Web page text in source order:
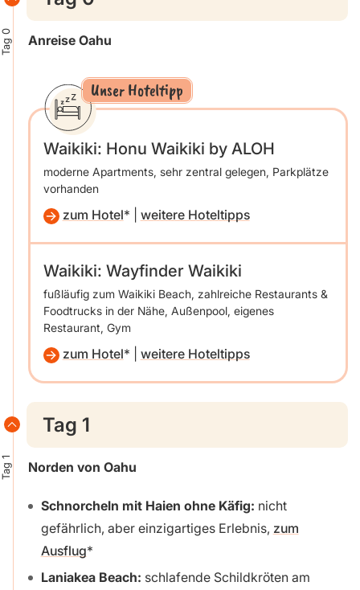
Tag 0 Anreise Oahu
Unser Hoteltipp
Waikiki: Honu Waikiki by ALOH
moderne Apartments, sehr zentral gelegen, Parkplätze
vorhanden
zum Hotel weitere Hoteltipps
Waikiki: Wayfinder Waikiki
fußläufig zum Waikiki Beach, zahlreiche Restaurants &
Foodtrucks in der Nähe, Außenpool, eigenes
Restaurant, Gym
zum Hotel weitere Hoteltipps
Tag 1
Tag 1
Norden von Oahu
Schnorcheln mit Haien ohne Käfig: nicht
gefährlich, aber einzigartiges Erlebnis, zum
Ausflug
Laniakea Beach: schlafende Schildkröten am